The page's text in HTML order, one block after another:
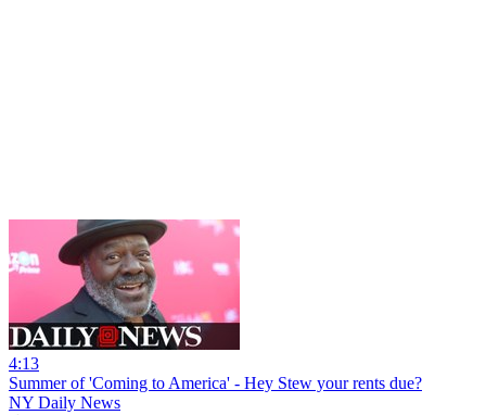
4:13
Summer of 'Coming to America' - Hey Stew your rents due?
NY Daily News